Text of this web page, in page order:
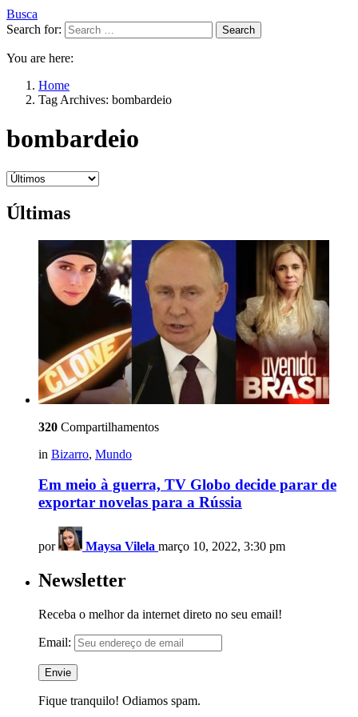
Busca
Search for:
Search
You are here:
Home
Tag Archives: bombardeio
bombardeio
Últimas
320 Compartilhamentos
in Bizarro, Mundo
Em meio à guerra, TV Globo decide parar de
exportar novelas para a Rússia
por Maysa Vilela março 10, 2022, 3:30 pm
Newsletter
Receba o melhor da internet direto no seu email!
Email:
Fique tranquilo! Odiamos spam.